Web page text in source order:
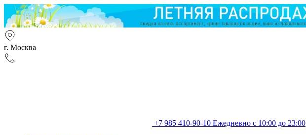
г. Москва
+7 985 410-90-10 Ежедневно с 10:00 до 23:00